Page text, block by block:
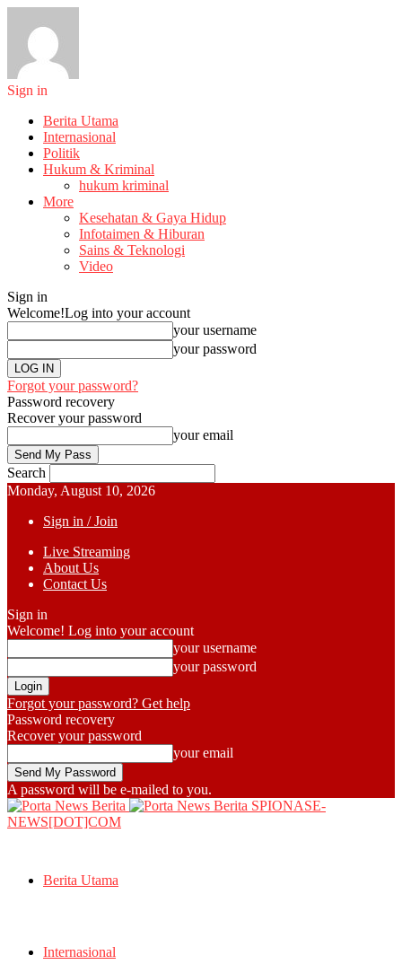
Sign in
Berita Utama
Internasional
Politik
Hukum & Kriminal
hukum kriminal
More
Kesehatan & Gaya Hidup
Infotaimen & Hiburan
Sains & Teknologi
Video
Sign in
Welcome!Log into your account
your username
your password
Forgot your password?
Password recovery
Recover your password
your email
Search
Monday, August 10, 2026
Sign in / Join
Live Streaming
About Us
Contact Us
Sign in
Welcome! Log into your account
your username
your password
Forgot your password? Get help
Password recovery
Recover your password
your email
A password will be e-mailed to you.
SPIONASE-
NEWS[DOT]COM
Berita Utama
Internasional